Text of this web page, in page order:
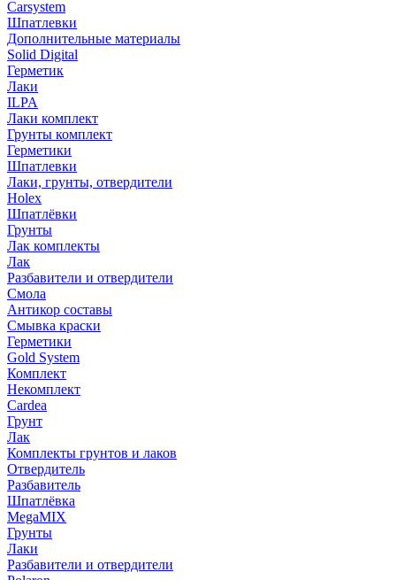
Carsystem
Шпатлевки
Дополнительные материалы
Solid Digital
Герметик
Лаки
ILPA
Лаки комплект
Грунты комплект
Герметики
Шпатлевки
Лаки, грунты, отвердители
Holex
Шпатлёвки
Грунты
Лак комплекты
Лак
Разбавители и отвердители
Смола
Антикор составы
Смывка краски
Герметики
Gold System
Комплект
Некомплект
Cardea
Грунт
Лак
Комплекты грунтов и лаков
Отвердитель
Разбавитель
Шпатлёвка
MegaMIX
Грунты
Лаки
Разбавители и отвердители